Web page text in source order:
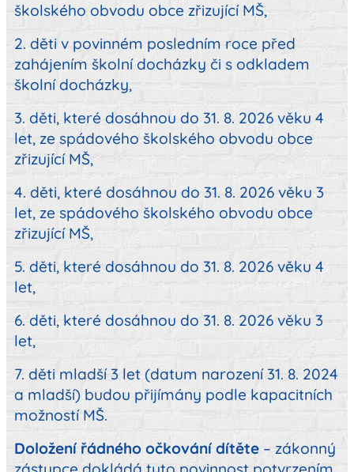
školského obvodu obce zřizující MŠ,
2. děti v povinném posledním roce před
zahájením školní docházky či s odkladem
školní docházky,
3. děti, které dosáhnou do 31. 8. 2026 věku 4
let, ze spádového školského obvodu obce
zřizující MŠ,
4. děti, které dosáhnou do 31. 8. 2026 věku 3
let, ze spádového školského obvodu obce
zřizující MŠ,
5. děti, které dosáhnou do 31. 8. 2026 věku 4
let,
6. děti, které dosáhnou do 31. 8. 2026 věku 3
let,
7. děti mladší 3 let (datum narození 31. 8. 2024
a mladší) budou přijímány podle kapacitních
možností MŠ.
Doložení řádného očkování dítěte – zákonný